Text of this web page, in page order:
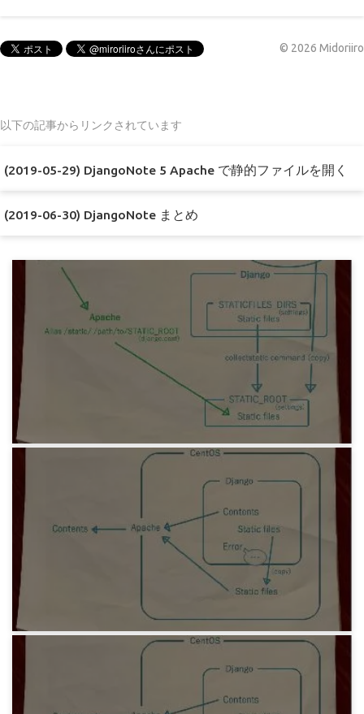
© 2026 Midoriiro
以下の記事からリンクされています
(2019-05-29) DjangoNote 5 Apache で静的ファイルを開く
(2019-06-30) DjangoNote まとめ
DjangoNote 5 Apache で静的ファイルを開く